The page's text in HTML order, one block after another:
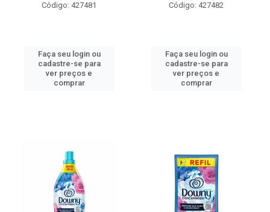
Código: 427481
Faça seu login ou
cadastre-se para
ver preços e
comprar
Código: 427482
Faça seu login ou
cadastre-se para
ver preços e
comprar